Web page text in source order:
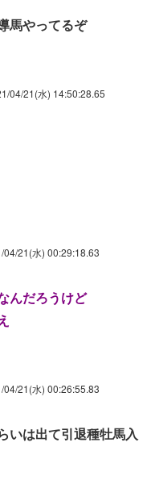
馬やってるぞ
04/21(水) 14:50:28.65
04/21(水) 00:29:18.63
んだろうけど
04/21(水) 00:26:55.83
いは出て引退種牡馬入